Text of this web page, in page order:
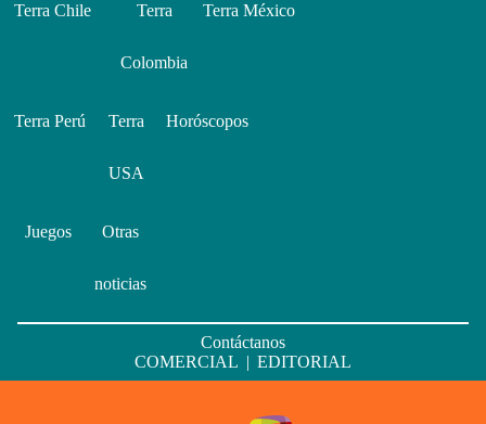
Terra Chile Terra
Colombia
Terra México
Terra Perú Terra
USA
Horóscopos
Juegos Otras
noticias
Contáctanos
COMERCIAL | EDITORIAL